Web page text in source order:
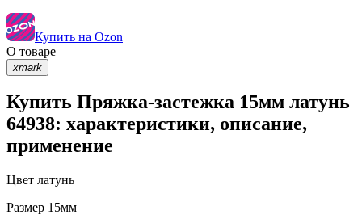
Купить на Ozon
О товаре
xmark
Купить Пряжка-застежка 15мм латунь
64938: характеристики, описание,
применение
Цвет латунь
Размер 15мм